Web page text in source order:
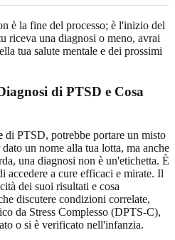
è la fine del processo; è l'inizio del
riceva una diagnosi o meno, avrai
tua salute mentale e dei prossimi
di PTSD e Cosa
di PTSD, potrebbe portare un misto
un nome alla tua lotta, ma anche
una diagnosi non è un'etichetta. È
accedere a cure efficaci e mirate. Il
dei suoi risultati e cosa
discutere condizioni correlate,
da Stress Complesso (DPTS-C),
o si è verificato nell'infanzia.